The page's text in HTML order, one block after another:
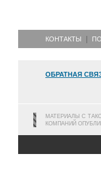
КОНТАКТЫ
ОБРАТНАЯ
МАТЕРИАЛЫ С
КОМПАНИЙ